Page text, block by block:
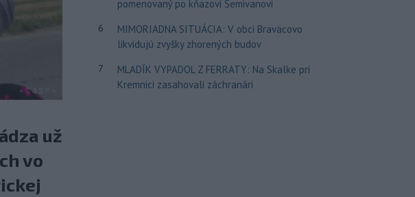
už
vo
pomenovaný po kňazovi Semivanovi
6
MIMORIADNA SITUÁCIA: V obci Braväcovo
likvidujú zvyšky zhorených budov
7
MLADÍK VYPADOL Z FERRATY: Na Skalke pri
Kremnici zasahovali záchranári